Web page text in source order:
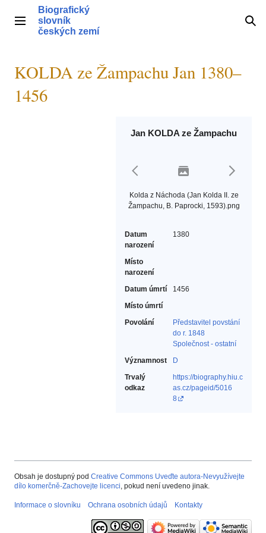
obsahHlavní menu
Biografický
slovník
českých zemí
KOLDA ze Žampachu Jan 1380–
1456
Jan KOLDA ze Žampachu
Kolda z Náchoda (Jan Kolda II. ze
Žampachu, B. Paprocki, 1593).png
Datum
narození
1380
Místo
narození
Datum úmrtí
1456
Místo úmrtí
Povolání
Představitel povstání
do r. 1848‎
Společnost - ostatní‎
Významnost
D
Trvalý
odkaz
https://biography.hiu.c
as.cz/pageid/5016
8
Obsah je dostupný pod Creative Commons Uveďte autora-Nevyužívejte
dílo komerčně-Zachovejte licenci, pokud není uvedeno jinak.
Informace o slovníku Ochrana osobních údajů Kontakty